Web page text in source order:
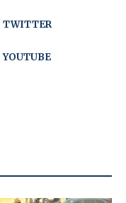
TWITTER
YOUTUBE